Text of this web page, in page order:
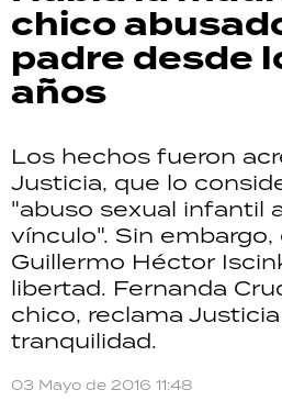
chico
padre desde
años
Los hechos fueron
Justicia, que lo
"abuso sexual infantil
vínculo". Sin embargo,
Guillermo Héctor
libertad. Fernanda
chico, reclama
tranquilidad.
03 Mayo de 2016 11:48
ACTUALIDAD
POLICIALES
ECONOMÍA
GRAN
SALUD
DEPORTES
TECNOLOGÍA